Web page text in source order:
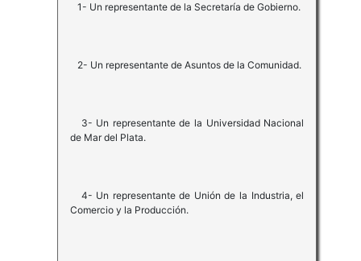
1- Un representante de la Secretaría de Gobierno.
2- Un representante de Asuntos de la Comunidad.
3- Un representante de la Universidad Nacional
de Mar del Plata.
4- Un representante de Unión de la Industria, el
Comercio y la Producción.